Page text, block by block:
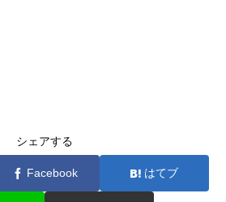
シェアする
Facebook はてブ